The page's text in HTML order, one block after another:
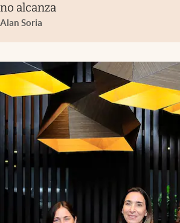
no alcanza
Alan Soria